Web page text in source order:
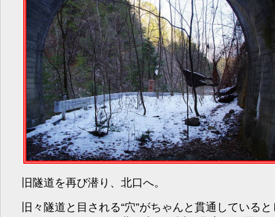
旧隧道を再び潜り、北口へ。
旧々隧道と目される“穴”がちゃんと貫通していると